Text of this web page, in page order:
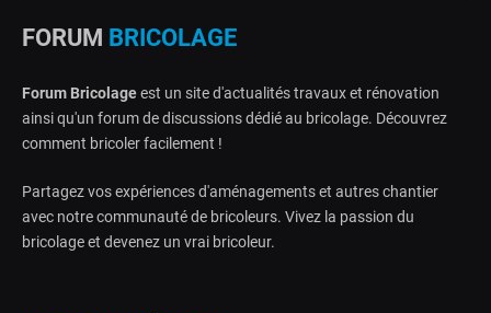
FORUM BRICOLAGE
Forum Bricolageest un site d'actualités travaux et rénovation
ainsi qu'un forum de discussions dédié au bricolage. Découvrez
comment bricoler facilement !
Partagez vos expériences d'aménagements et autres chantier
avec notre communauté de bricoleurs. Vivez la passion du
bricolage et devenez un vrai bricoleur.